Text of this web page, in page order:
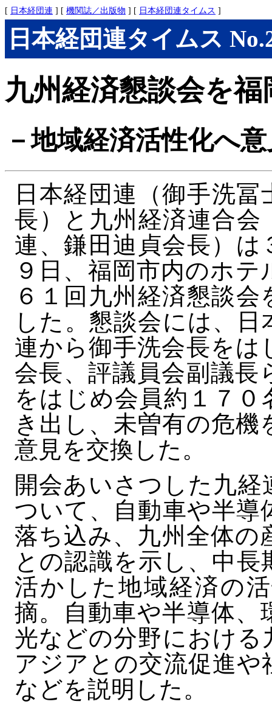
[ 日本経団連 ] [ 機関誌／出版物 ] [ 日本経団連タイムス ]
日本経団連タイムス
九州経済懇談会を福
－地域経済活性化へ
日本経団連（御手洗冨
長）と九州経済連合会
連、鎌田迪貞会長）は
９日、福岡市内のホテ
６１回九州経済懇談会
した。懇談会には、日
連から御手洗会長をは
会長、評議員会副議長
をはじめ会員約１７
き出し、未曽有の危
意見を交換した。
開会あいさつした九
ついて、自動車や半導
落ち込み、九州全体の
との認識を示し、中
活かした地域経済の
摘。自動車や半導体、
光などの分野における
アジアとの交流促進
などを説明した。